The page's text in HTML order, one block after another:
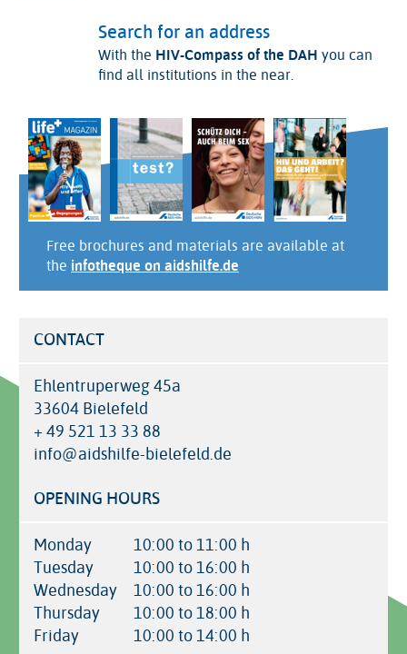
Search for an address
With the HIV-Compass of the DAH you can
find all institutions in the near.
Free brochures and materials are available at
the infotheque on aidshilfe.de
CONTACT
Ehlentruperweg 45a
33604 Bielefeld
+ 49 521 13 33 88
info@aidshilfe-bielefeld.de
OPENING HOURS
Monday
10:00 to 11:00 h
Tuesday
10:00 to 16:00 h
Wednesday
10:00 to 16:00 h
Thursday
10:00 to 18:00 h
Friday
10:00 to 14:00 h